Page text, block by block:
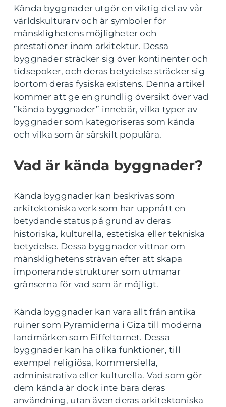
Kända byggnader utgör en viktig del av vår
världskulturarv och är symboler för
mänsklighetens möjligheter och
prestationer inom arkitektur. Dessa
byggnader sträcker sig över kontinenter och
tidsepoker, och deras betydelse sträcker sig
bortom deras fysiska existens. Denna artikel
kommer att ge en grundlig översikt över vad
”kända byggnader” innebär, vilka typer av
byggnader som kategoriseras som kända
och vilka som är särskilt populära.
Vad är kända byggnader?
Kända byggnader kan beskrivas som
arkitektoniska verk som har uppnått en
betydande status på grund av deras
historiska, kulturella, estetiska eller tekniska
betydelse. Dessa byggnader vittnar om
mänsklighetens strävan efter att skapa
imponerande strukturer som utmanar
gränserna för vad som är möjligt.
Kända byggnader kan vara allt från antika
ruiner som Pyramiderna i Giza till moderna
landmärken som Eiffeltornet. Dessa
byggnader kan ha olika funktioner, till
exempel religiösa, kommersiella,
administrativa eller kulturella. Vad som gör
dem kända är dock inte bara deras
användning, utan även deras arkitektoniska